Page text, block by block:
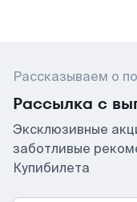
Рассказываем о
Рассылка с
Эксклюзивные
заботливые
Купибилета